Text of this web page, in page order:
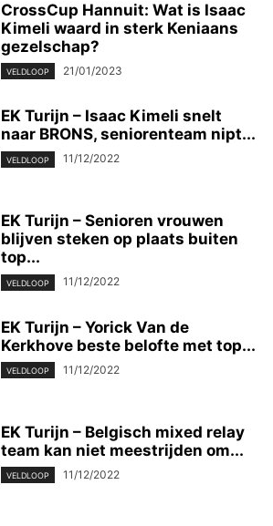
CrossCup Hannuit: Wat is Isaac
Kimeli waard in sterk Keniaans
gezelschap?
VELDLOOP 21/01/2023
EK Turijn – Isaac Kimeli snelt
naar BRONS, seniorenteam nipt...
VELDLOOP 11/12/2022
EK Turijn – Senioren vrouwen
blijven steken op plaats buiten
top...
VELDLOOP 11/12/2022
EK Turijn – Yorick Van de
Kerkhove beste belofte met top...
VELDLOOP 11/12/2022
EK Turijn – Belgisch mixed relay
team kan niet meestrijden om...
VELDLOOP 11/12/2022